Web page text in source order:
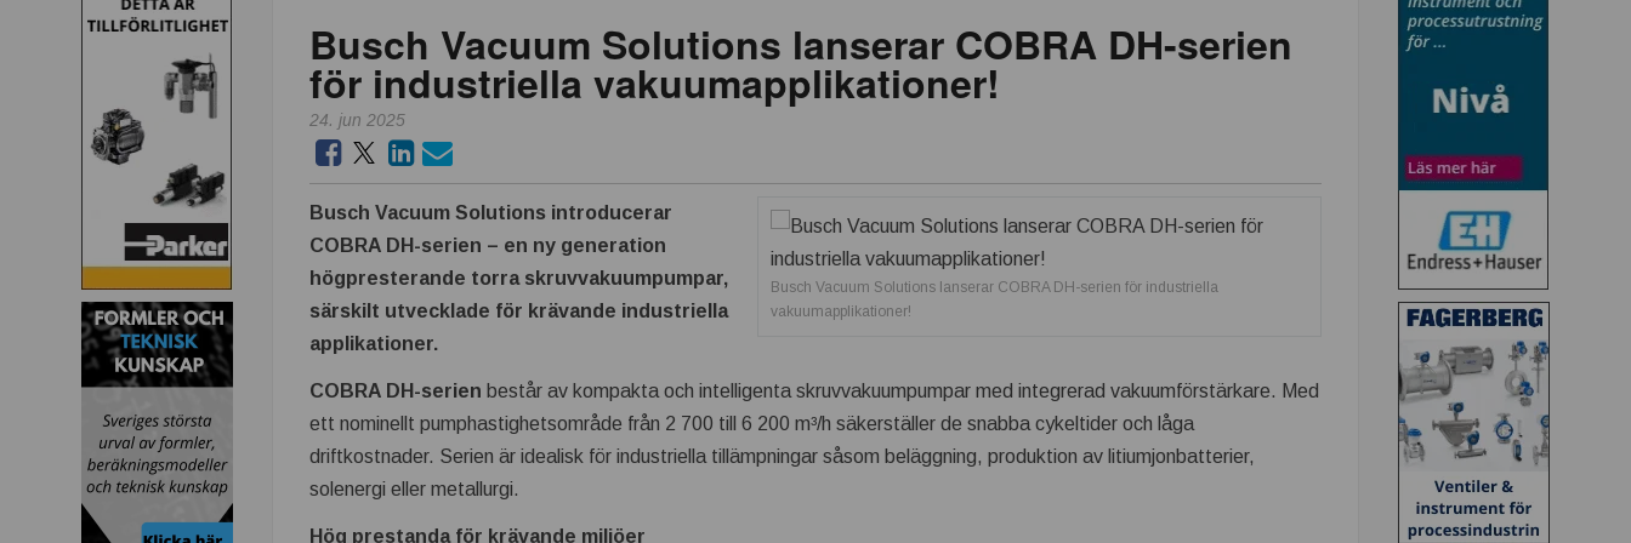
Busch Vacuum Solutions lanserar COBRA DH-serien
för industriella vakuumapplikationer!
24. jun 2025
Busch Vacuum Solutions lanserar COBRA DH-serien för industriella
vakuumapplikationer!
Busch Vacuum Solutions introducerar
COBRA DH-serien – en ny generation
högpresterande torra skruvvakuumpumpar,
särskilt utvecklade för krävande industriella
applikationer.
COBRA DH-serien består av kompakta och intelligenta skruvvakuumpumpar med integrerad vakuumförstärkare. Med
ett nominellt pumphastighetsområde från 2 700 till 6 200 m³/h säkerställer de snabba cykeltider och låga
driftkostnader. Serien är idealisk för industriella tillämpningar såsom beläggning, produktion av litiumjonbatterier,
solenergi eller metallurgi.
Hög prestanda för krävande miljöer